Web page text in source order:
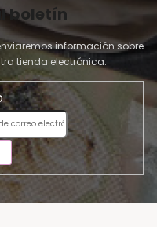
boletín
información sobre
tienda electrónica.